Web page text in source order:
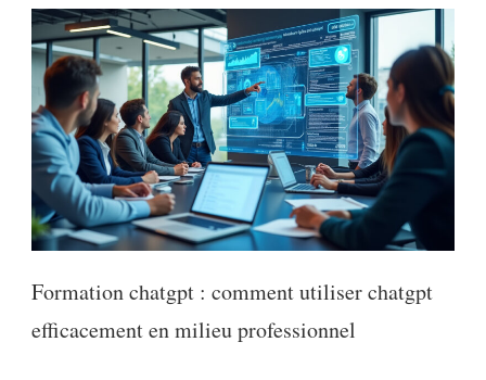
Formation chatgpt : comment utiliser chatgpt
efficacement en milieu professionnel